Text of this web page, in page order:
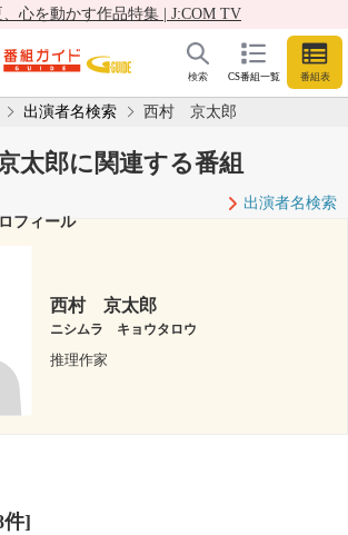
、心を動かす作品特集 | J:COM TV
CS番組一覧 番組表
検索
出演者名検索 西村 京太郎
太郎に関連する番組
出演者名検索
フィール
西村 京太郎
ニシムラ キョウタロウ
推理作家
]